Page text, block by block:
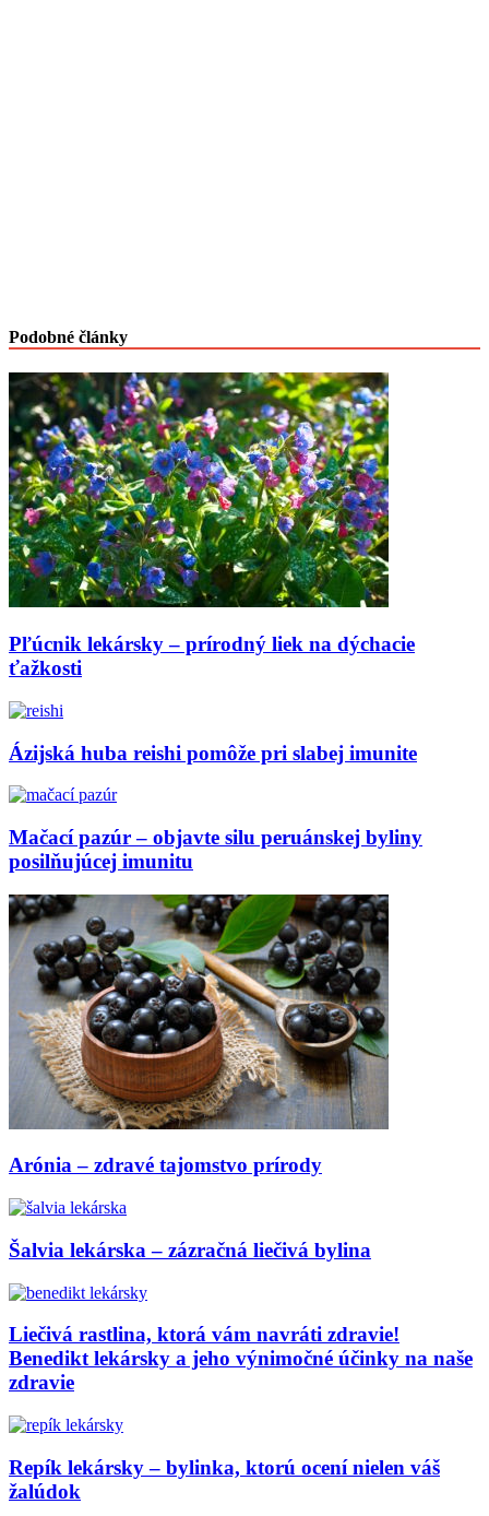
Podobné články
Pľúcnik lekársky – prírodný liek na dýchacie
ťažkosti
Ázijská huba reishi pomôže pri slabej imunite
Mačací pazúr – objavte silu peruánskej byliny
posilňujúcej imunitu
Arónia – zdravé tajomstvo prírody
Šalvia lekárska – zázračná liečivá bylina
Liečivá rastlina, ktorá vám navráti zdravie!
Benedikt lekársky a jeho výnimočné účinky na naše
zdravie
Repík lekársky – bylinka, ktorú ocení nielen váš
žalúdok